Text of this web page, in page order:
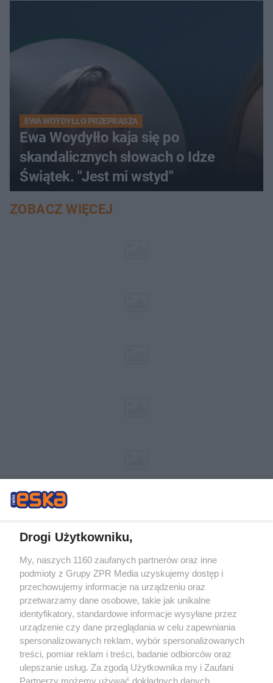
EWA WOYDYŁŁO PRZEPRASZA
Ewa Woydyłło kaja się po
skandalicznych słowach o Idze
Świątek. "Jest mi wstyd"
ZOBACZ WIĘCEJ
Żaden utwór zamieszczony w serwisie nie może być powielany i
rozpowszechniany lub dalej rozpowszechniany w jakikolwiek sposób (w
tym także elektroniczny lub mechaniczny) na jakimkolwiek polu
eksploatacji w jakiejkolwiek formie, włącznie z umieszczaniem w Internecie
bez pisemnej zgody właściciela praw. Jakiekolwiek użycie lub
wykorzystanie utworów w całości lub w części z naruszeniem prawa, tzn.
bez właściwej zgody, jest zabronione pod groźbą kary i może być ścigane
prawnie.
Drogi Użytkowniku,
My, naszych 1160 zaufanych partnerów oraz inne
podmioty z Grupy ZPR Media uzyskujemy dostęp i
przechowujemy informacje na urządzeniu oraz
przetwarzamy dane osobowe, takie jak unikalne
identyfikatory, standardowe informacje wysyłane przez
urządzenie czy dane przeglądania w celu zapewniania
spersonalizowanych reklam, wybór spersonalizowanych
treści, pomiar reklam i treści, badanie odbiorców oraz
ulepszanie usług. Za zgodą Użytkownika my i Zaufani
Partnerzy możemy używać dokładnych danych